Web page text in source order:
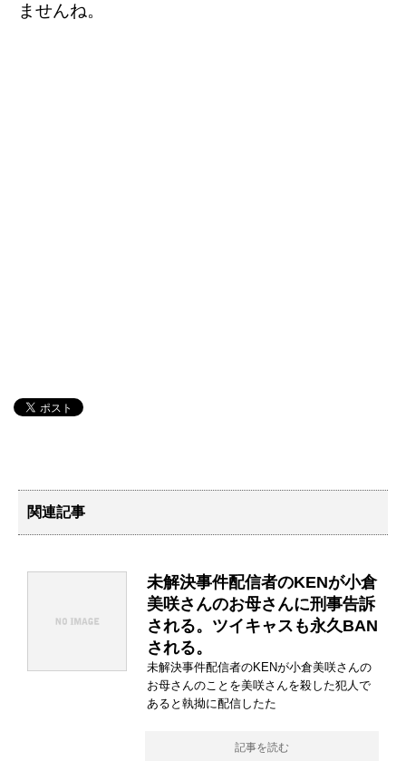
ませんね。
関連記事
未解決事件配信者のKENが小倉
美咲さんのお母さんに刑事告訴
される。ツイキャスも永久BAN
される。
未解決事件配信者のKENが小倉美咲さんの
お母さんのことを美咲さんを殺した犯人で
あると執拗に配信したた
記事を読む